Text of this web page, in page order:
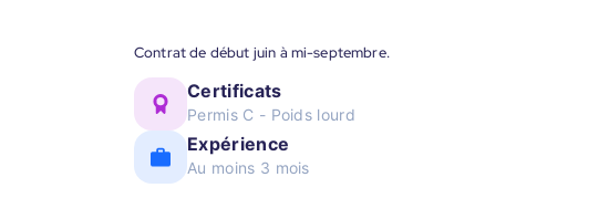
Contrat de début juin à mi-septembre.
Certificats
Permis C - Poids lourd
Expérience
Au moins 3 mois